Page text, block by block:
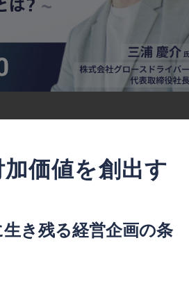
価値を創出す
生き残る経営企画の条